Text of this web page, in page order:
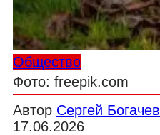
Общество
Фото: freepik.com
Автор Сергей Богачев
17.06.2026